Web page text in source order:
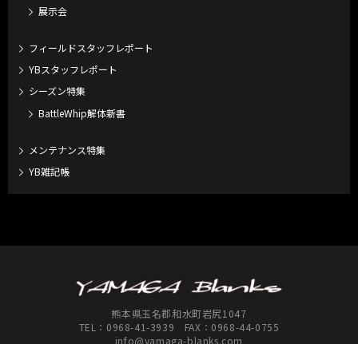
展示会
フィールドスタッフレポート
YBスタッフレポート
シーズン特集
BattleWhip解体新書
メンテナンス特集
YB雑記帳
熊本県玉名郡和水町岩尻1047
TEL： 0968-41-3939 FAX：0968-44-0755
info@yamaga-blanks.com